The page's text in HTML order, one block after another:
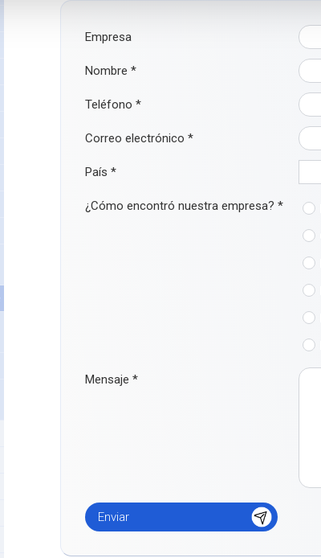
Empresa
Nombre *
Teléfono *
Correo electrónico *
País *
¿Cómo encontró nuestra empresa? *
Mensaje *